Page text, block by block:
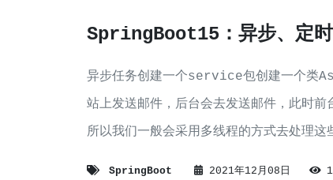
SpringBoot15：异步、定
异步任务创建一个service包创建一个类
站上发送邮件，后台会去发送邮件，此时前
所以我们一般会采用多线程的方式去处理
SpringBoot 2021年12月08日